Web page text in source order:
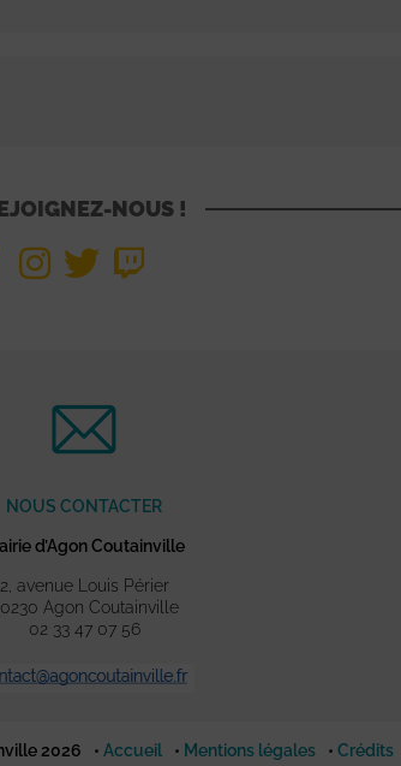
NOUS !
NOUS CONTACTER
d’Agon Coutainville
2, avenue Louis Périer
Agon Coutainville
02 33 47 07 56
2026 Accueil Mentions légales Crédits